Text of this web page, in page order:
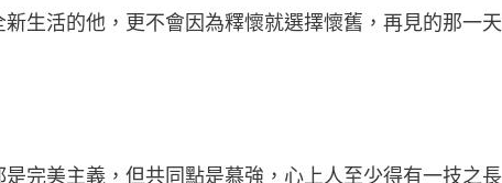
生活的他，更不會因為釋懷就選擇懷舊，再見的那一天
完美主義，但共同點是慕強，心上人至少得有一技之長